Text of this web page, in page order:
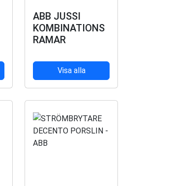
ABB JUSSI
KOMBINATIONS
RAMAR
Visa alla